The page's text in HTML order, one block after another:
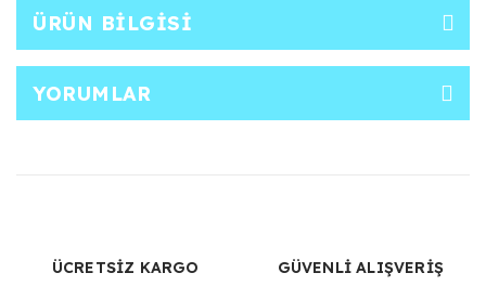
ÜRÜN BILGISI
YORUMLAR
ÜCRETSİZ KARGO GÜVENLİ ALIŞVERİŞ